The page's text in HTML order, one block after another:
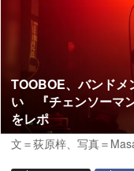
TOOBOE、バンドメ
い 『チェンソーマ
をレポ
文＝荻原梓、写真＝